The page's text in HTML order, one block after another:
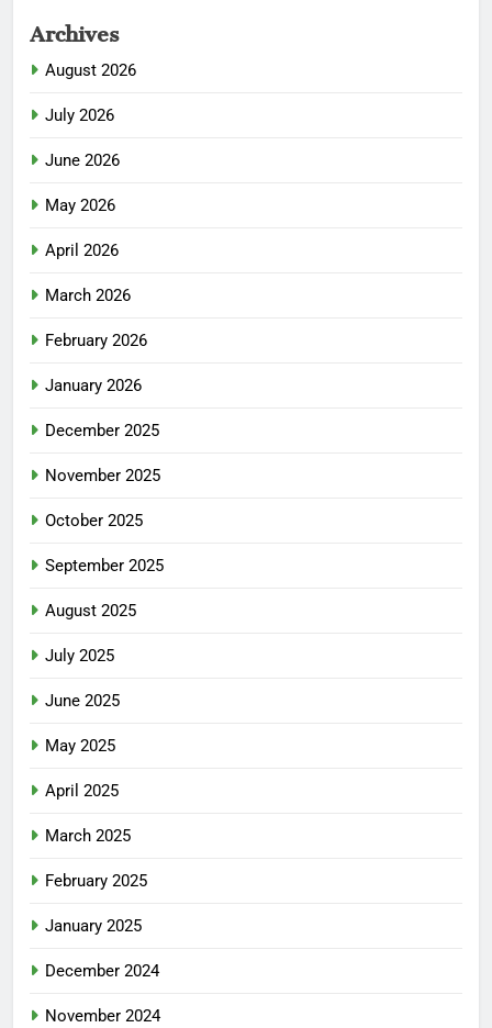
Archives
August 2026
July 2026
June 2026
May 2026
April 2026
March 2026
February 2026
January 2026
December 2025
November 2025
October 2025
September 2025
August 2025
July 2025
June 2025
May 2025
April 2025
March 2025
February 2025
January 2025
December 2024
November 2024